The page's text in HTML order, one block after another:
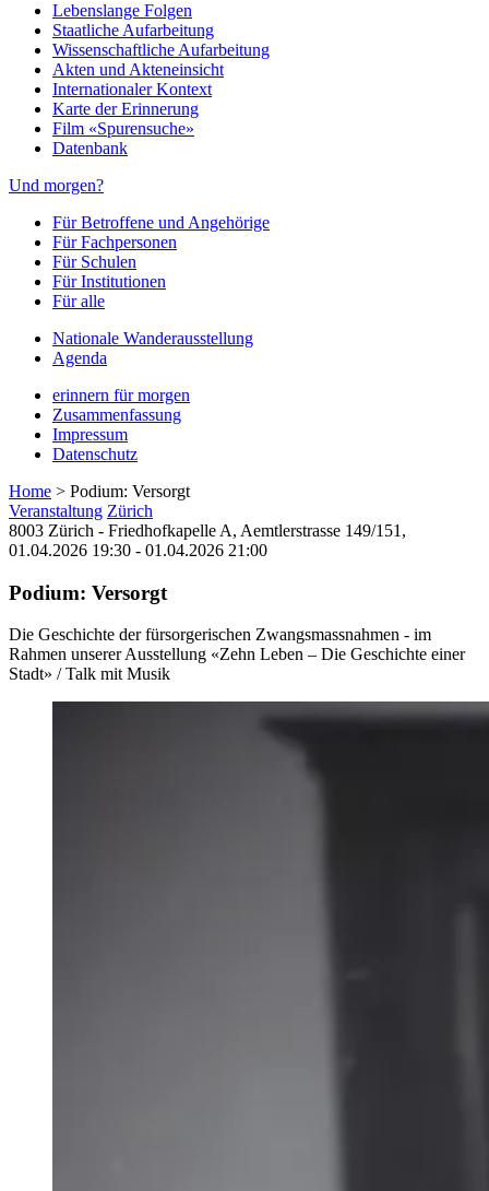
Lebenslange Folgen
Staatliche Aufarbeitung
Wissenschaftliche Aufarbeitung
Akten und Akteneinsicht
Internationaler Kontext
Karte der Erinnerung
Film «Spurensuche»
Datenbank
Und morgen?
Für Betroffene und Angehörige
Für Fachpersonen
Für Schulen
Für Institutionen
Für alle
Nationale Wanderausstellung
Agenda
erinnern für morgen
Zusammenfassung
Impressum
Datenschutz
Home > Podium: Versorgt
Veranstaltung Zürich
8003 Zürich - Friedhofkapelle A, Aemtlerstrasse 149/151,
01.04.2026 19:30 - 01.04.2026 21:00
Podium: Versorgt
Die Geschichte der fürsorgerischen Zwangsmassnahmen - im
Rahmen unserer Ausstellung «Zehn Leben – Die Geschichte einer
Stadt» / Talk mit Musik